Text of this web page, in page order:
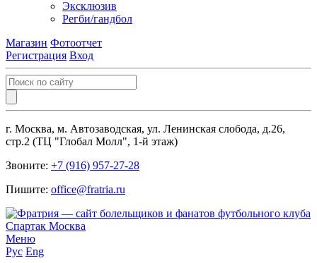
Эксклюзив
Регби/гандбол
Магазин Фотоотчет
Регистрация Вход
г. Москва, м. Автозаводская, ул. Ленинская слобода, д.26,
стр.2 (ТЦ "Глобал Молл", 1-й этаж)
Звоните: +7 (916) 957-27-28
Пишите: office@fratria.ru
Меню
Рус Eng